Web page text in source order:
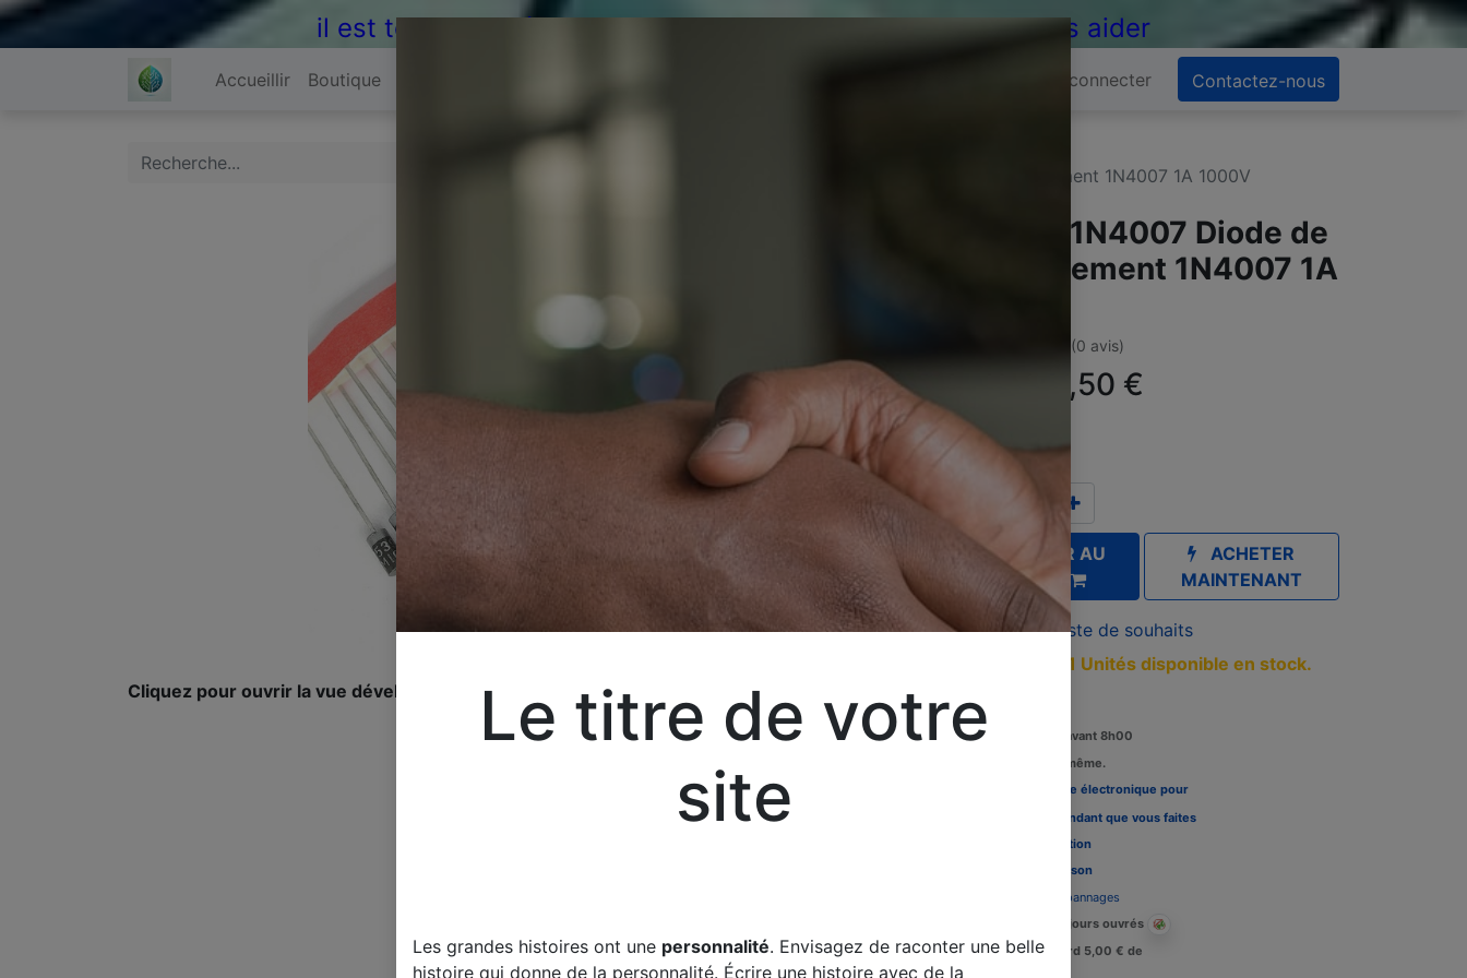
il est temps de réparer...Electronique 66 est heureux de vous aider
Accueillir Boutique Se connecter Contactez-nous
Diodes 1N4007 Diode de redressement 1N4007 1A 1000V
Cliquez pour ouvrir la vue développée.
Diodes 1N4007 Diode de
redressement 1N4007 1A
(0 avis)
1,50 €
TTC
AJOUTER AU
PANIER
ACHETER
MAINTENANT
Ajouter à la liste de souhaits
Uniquement 1 Unités disponible en stock.
Commandez avant 8h00
Expédition le jour même.
Louez une carte électronique pour
votre télévision pendant que vous faites
option
Délais de livraison
Assistance dépannages
Livraison : 2-3 jours ouvrés
Crédit de retard 5,00 € de
Le titre de votre
site
Les grandes histoires ont une personnalité. Envisagez de raconter une belle
histoire qui donne de la personnalité. Écrire une histoire avec de la